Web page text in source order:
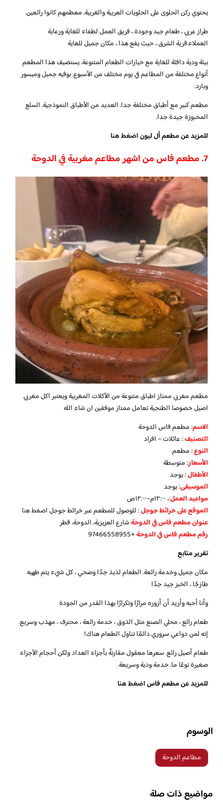
يحتوي ركن الحلوى على الحلويات العربية والغربية. معظمهم كانوا رائعين.
طراز عربي ، طعام جيد وجودة ، فريق العمل لطفاء للغاية ورعاية
العملاء.قرية الشرق ، حيث يقع هذا ، مكان جميل للغاية
بيئة ودية دافئة للغاية مع خيارات الطعام المتنوعة. يستضيف هذا المطعم
أنواع مختلفة من المطاعم في يوم مختلف من الأسبوع. بوفيه جميل وميسور
وبارد.
مطعم كبير مع أطباق مختلفة جدا. العديد من الأطباق النموذجية. السلع
المخبوزة جيدة جدا.
للمزيد عن مطعم أل ليوناضغط هنا
7. مطعم فاس من اشهر مطاعم مغربية في الدوحة
مطعم مغربي ممتاز اطباق متنوعة من الأكلات المغربية ويعتبر اكل مغربي
اصيل خصوصا الطنجية تعامل ممتاز موفقين ان شاء الله
الاسم: مطعم فاس الدوحة
التصنيف: عائلات – افراد
النوع :مطعم
الأسعار:متوسطة
الأطفال:يوجد
الموسيقى:يوجد
مواعيد العمل:، ١٢:٠٠م–١٢:٠٠ص
الموقع على خرائط جوجل: للوصول للمطعم عبر خرائط جوجلاضغط هنا
عنوان مطعم فاس في الدوحةشارع العزيزية، الدوحة، قطر
رقم مطعم فاس في الدوحة+97466558955
تقرير متابع
مكان جميل وخدمة رائعة. الطعام لذيذ جدًا وصحي ، كل شيء يتم طهيه
طازجًا ، الخبز جيد جدًا
وأنا أحبه وأريد أن أزوره مرارًا وتكرارًا بهذا القدر من الجودة
طعام رائع ، محلي الصنع مثل الذوق ، خدمة رائعة ، محترف ، مهذب وسريع.
إنه لمن دواعي سروري دائمًا تناول الطعام هناك!
طعام أصيل رائع. سعرها معقول مقارنةً بأجزاء العداد ولكن أحجام الأجزاء
صغيرة نوعًا ما. خدمة ودية وسريعة.
للمزيد عن مطعم فاساضغط هنا
الوسوم
مطاعم الدوحة
مواضيع ذات صلة